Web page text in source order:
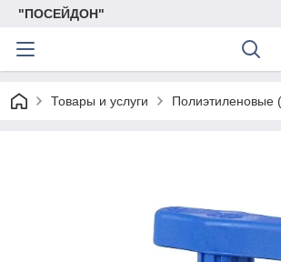
"ПОСЕЙДОН"
Товары и услуги Полиэтиленовые